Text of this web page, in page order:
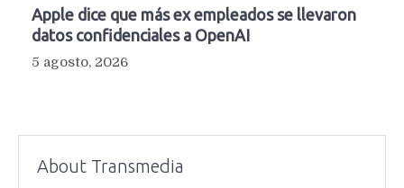
Apple dice que más ex empleados se llevaron
datos confidenciales a OpenAI
5 agosto, 2026
About Transmedia